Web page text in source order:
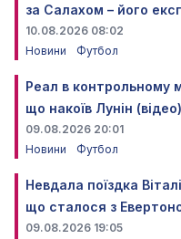
за Салахом – його
10.08.2026 08:02
Новини
Футбол
Реал в контрольному
що накоїв Лунін (відео)
09.08.2026 20:01
Новини
Футбол
Невдала поїздка
що сталося з
09.08.2026 19:05